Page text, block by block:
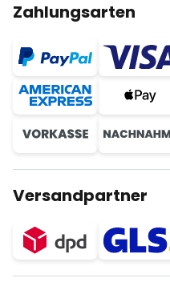
Zahlungsarten
Versandpartner